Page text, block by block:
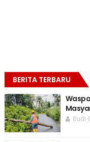
BERITA TERBARU
Budi